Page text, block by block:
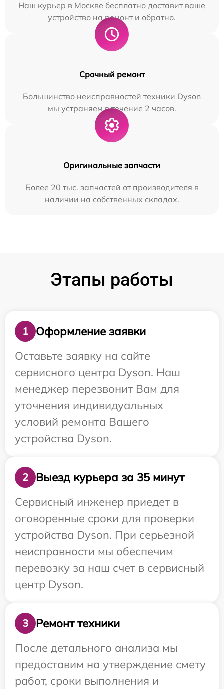
Наш курьер в Москве бесплатно доставит ваше
устройство на ремонт и обратно.
Срочный ремонт
Большинство неисправностей техники Dyson
мы устраняем в течение 2 часов.
Оригинальные запчасти
Более 20 тыс. запчастей от производителя в
наличии на собственных складах.
Этапы работы
1
Оформление заявки
Оставьте заявку на сайте
сервисного центра Dyson. Наш
менеджер перезвонит Вам для
уточнения индивидуальных
условий ремонта Вашего
устройства Dyson.
2
Выезд курьера за 35 минут
Сервисный инженер приедет в
оговоренные сроки для проверки
устройства Dyson. При серьезной
неисправности мы обеспечим
перевозку за наш счет в сервисный
центр Dyson.
3
Ремонт техники
После детального анализа мы
предоставим на утверждение смету
работ, сроки выполнения и